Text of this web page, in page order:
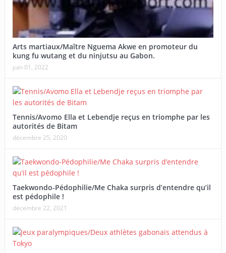
Arts martiaux/Maître Nguema Akwe en promoteur du
kung fu wutang et du ninjutsu au Gabon.
juin 01, 2022
Tennis/Avomo Ella et Lebendje reçus en triomphe par les
autorités de Bitam
décembre 25, 2020
Taekwondo-Pédophilie/Me Chaka surpris d’entendre qu’il
est pédophile !
décembre 22, 2021